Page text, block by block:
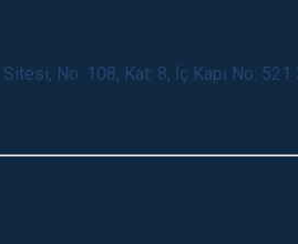
No: 108, Kat: 8, İç Kapı No: